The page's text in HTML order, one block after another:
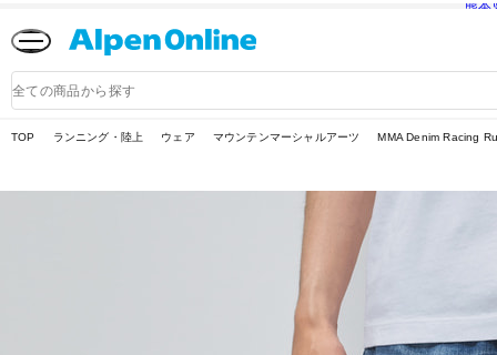
熊本
品
検
TOP
ランニング・陸上 ウェア マウンテンマーシャルアーツ MMA Denim Racing